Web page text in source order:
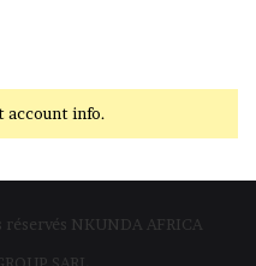
account info.
NKUNDA AFRICA